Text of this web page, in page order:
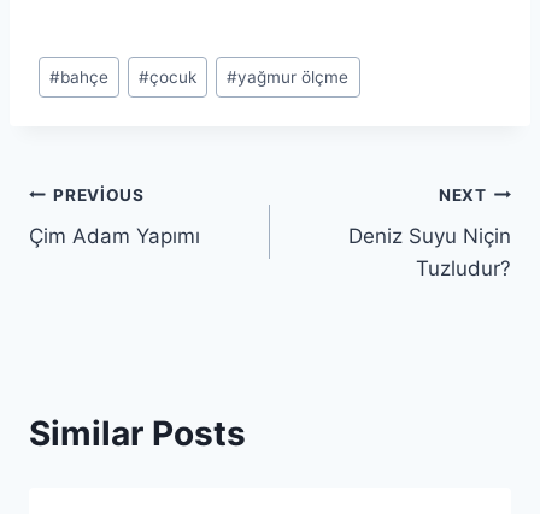
Post
Tags:
#bahçe #çocuk #yağmur ölçme
Yazı
gezinmesi
PREVIOUS
Çim Adam Yapımı
NEXT
Deniz Suyu Niçin
Tuzludur?
Similar Posts